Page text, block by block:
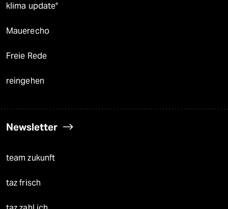
klima update°
Mauerecho
Freie Rede
reingehen
Newsletter
team zukunft
taz frisch